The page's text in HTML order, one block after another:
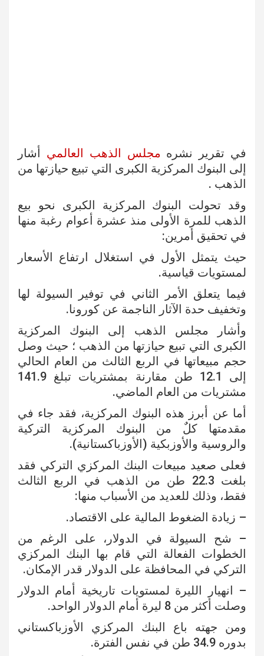
في تقرير نشره مجلس الذهب العالمي أشار
إلى البنوك المركزية الكبرى التي تبيع حيازتها من
الذهب .
وقد تحولت البنوك المركزية الكبرى نحو بيع
الذهب للمرة الأولى منذ عشرة أعوام رغبة منها
في تحقيق أمرين:
حيث يتمثل الأول في استغلال ارتفاع الأسعار
لمستويات قياسية.
فيما يتعلق الأمر الثاني في توفير السيولة لها
وتخفيف حدة الآثار الناجمة عن كورونا.
وأشار مجلس الذهب إلى البنوك المركزية
الكبرى التي تبيع حيازتها من الذهب ؛ حيث وصل
حجم مبيعاتها في الربع الثالث من العام الحالي
إلى 12.1 طن مقارنة بمشتريات تبلغ 141.9
مشتريات من العام الماضي.
أما عن أبرز هذه البنوك المركزية، فقد جاء في
مقدمتها كلٌ من البنوك المركزية التركية
والروسية والأوزبكية (الأوزباكستانية).
فعلى صعيد مبيعات البنك المركزي التركي فقد
بلغت 22.3 طن من الذهب في الربع الثالث
فقط، وذلك للعديد من الأسباب منها:
– زيادة الضغوط المالية على الاقتصاد.
– شح السيولة في الدولار، على الرغم من
الخطوات الفعالة التي قام بها البنك المركزي
التركي في المحافظة على الدولار قدر الإمكان.
– انهيار الليرة لمستويات تاريخية أمام الدولار
وصلت أكثر من 8 ليرة أمام الدولار الواحد.
ومن جهته باع البنك المركزي الأوزباكستاني
بدوره 34.9 طن في نفس الفترة.